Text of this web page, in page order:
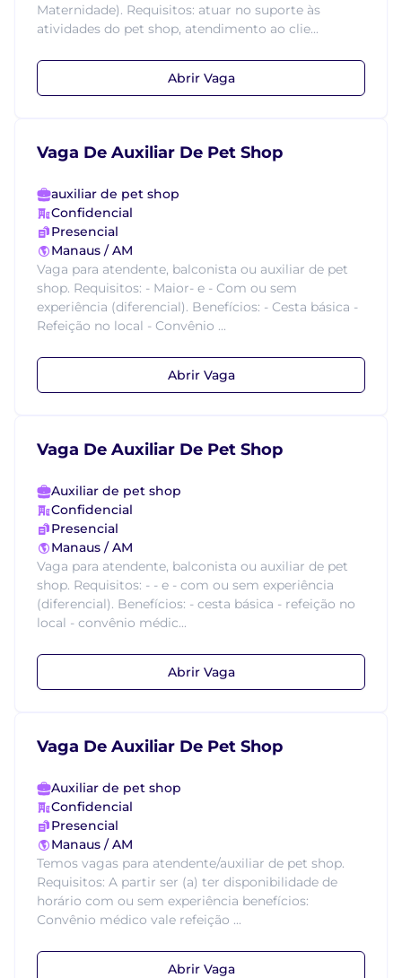
Maternidade). Requisitos: atuar no suporte às
atividades do pet shop, atendimento ao clie...
Abrir Vaga
Vaga De Auxiliar De Pet Shop
auxiliar de pet shop
Confidencial
Presencial
Manaus / AM
Vaga para atendente, balconista ou auxiliar de pet
shop. Requisitos: - Maior- e - Com ou sem
experiência (diferencial). Benefícios: - Cesta básica -
Refeição no local - Convênio ...
Abrir Vaga
Vaga De Auxiliar De Pet Shop
Auxiliar de pet shop
Confidencial
Presencial
Manaus / AM
Vaga para atendente, balconista ou auxiliar de pet
shop. Requisitos: - - e - com ou sem experiência
(diferencial). Benefícios: - cesta básica - refeição no
local - convênio médic...
Abrir Vaga
Vaga De Auxiliar De Pet Shop
Auxiliar de pet shop
Confidencial
Presencial
Manaus / AM
Temos vagas para atendente/auxiliar de pet shop.
Requisitos: A partir ser (a) ter disponibilidade de
horário com ou sem experiência benefícios:
Convênio médico vale refeição ...
Abrir Vaga